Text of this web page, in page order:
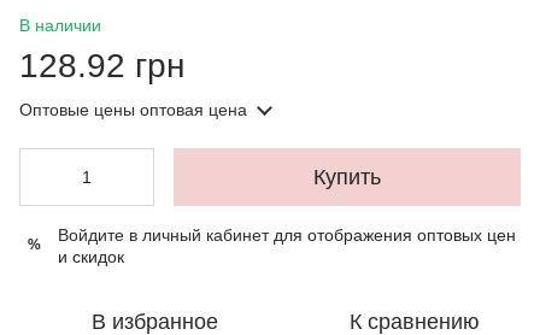
В наличии
128.92 грн
Оптовые цены оптовая цена
Купить
%
Войдите в личный кабинетдля отображения оптовых цен
и скидок
В избранное К сравнению